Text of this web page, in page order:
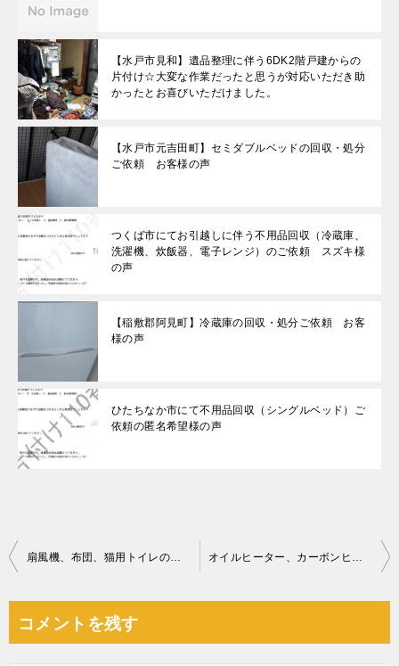
【水戸市見和】遺品整理に伴う6DK2階戸建からの
片付け☆大変な作業だったと思うが対応いただき助
かったとお喜びいただけました。
【水戸市元吉田町】セミダブルベッドの回収・処分
ご依頼 お客様の声
つくば市にてお引越しに伴う不用品回収（冷蔵庫、
洗濯機、炊飯器、電子レンジ）のご依頼 スズキ様
の声
【稲敷郡阿見町】冷蔵庫の回収・処分ご依頼 お客
様の声
ひたちなか市にて不用品回収（シングルベッド）ご
依頼の匿名希望様の声
投
ビ
扇風機、布団、猫用トイレの回収・処分ご依頼 お客様の声 オイルヒーター、カーボンヒーター、加湿器、扇風機の回収・処分
コメントを残す